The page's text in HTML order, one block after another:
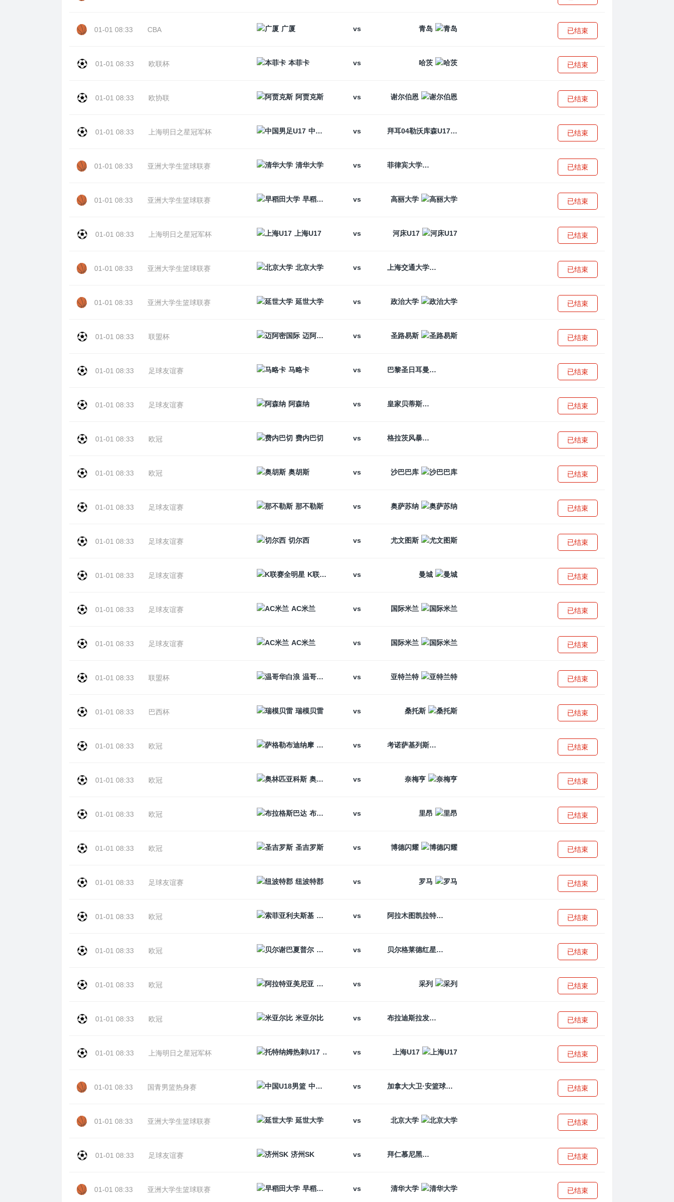
01-01 08:33 CBA 广厦 vs 青岛 已结束
01-01 08:33 欧联杯 本菲卡 vs 哈茨 已结束
01-01 08:33 欧协联 阿贾克斯 vs 谢尔伯恩 已结束
01-01 08:33 上海明日之星冠军杯 中国男足U17 vs 拜耳04勒沃库森U17 已结束
01-01 08:33 亚洲大学生篮球联赛 清华大学 vs 菲律宾大学 已结束
01-01 08:33 亚洲大学生篮球联赛 早稻田大学 vs 高丽大学 已结束
01-01 08:33 上海明日之星冠军杯 上海U17 vs 河床U17 已结束
01-01 08:33 亚洲大学生篮球联赛 北京大学 vs 上海交通大学 已结束
01-01 08:33 亚洲大学生篮球联赛 延世大学 vs 政治大学 已结束
01-01 08:33 联盟杯 迈阿密国际 vs 圣路易斯 已结束
01-01 08:33 足球友谊赛 马略卡 vs 巴黎圣日耳曼 已结束
01-01 08:33 足球友谊赛 阿森纳 vs 皇家贝蒂斯 已结束
01-01 08:33 欧冠 费内巴切 vs 格拉茨风暴 已结束
01-01 08:33 欧冠 奥胡斯 vs 沙巴巴库 已结束
01-01 08:33 足球友谊赛 那不勒斯 vs 奥萨苏纳 已结束
01-01 08:33 足球友谊赛 切尔西 vs 尤文图斯 已结束
01-01 08:33 足球友谊赛 K联赛全明星 vs 曼城 已结束
01-01 08:33 足球友谊赛 AC米兰 vs 国际米兰 已结束
01-01 08:33 足球友谊赛 AC米兰 vs 国际米兰 已结束
01-01 08:33 联盟杯 温哥华白浪 vs 亚特兰特 已结束
01-01 08:33 巴西杯 瑞模贝雷 vs 桑托斯 已结束
01-01 08:33 欧冠 萨格勒布迪纳摩
vs 考诺萨基列斯 已结束
01-01 08:33 欧冠 奥林匹亚科斯 vs 奈梅亨 已结束
01-01 08:33 欧冠 布拉格斯巴达 vs 里昂 已结束
01-01 08:33 欧冠 圣吉罗斯 vs 博德闪耀 已结束
01-01 08:33 足球友谊赛 纽波特郡 vs 罗马 已结束
01-01 08:33 欧冠 索菲亚利夫斯基
vs 阿拉木图凯拉特 已结束
01-01 08:33 欧冠 贝尔谢巴夏普尔
vs 贝尔格莱德红星 已结束
01-01 08:33 欧冠 阿拉特亚美尼亚
vs 采列 已结束
01-01 08:33 欧冠 米亚尔比 vs 布拉迪斯拉发 已结束
01-01 08:33 上海明日之星冠军杯 托特纳姆热刺U17
vs 上海U17 已结束
01-01 08:33 国青男篮热身赛 中国U18男篮 vs 加拿大大卫·安篮球学院 已结束
01-01 08:33 亚洲大学生篮球联赛 延世大学 vs 北京大学 已结束
01-01 08:33 足球友谊赛 济州SK vs 拜仁慕尼黑 已结束
01-01 08:33 亚洲大学生篮球联赛 早稻田大学 vs 清华大学 已结束